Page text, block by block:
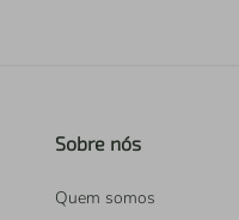
Sobre nós
Quem somos